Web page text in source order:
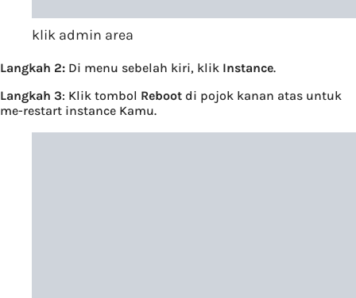
klik admin area
Langkah 2: Di menu sebelah kiri, klik Instance.
Langkah 3: Klik tombol Reboot di pojok kanan atas untuk
me-restart instance Kamu.